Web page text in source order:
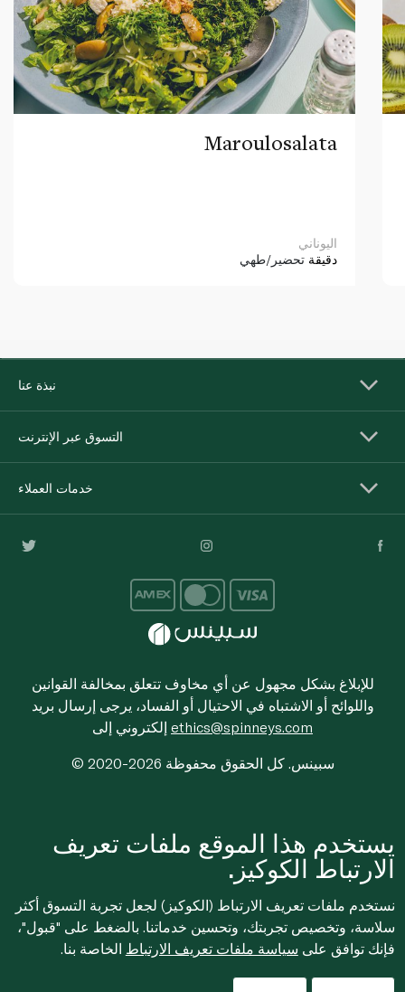
Maroulosalata
اليوناني
دقيقة تحضير/طهي
نبذة عنا
التسوق عبر الإنترنت
خدمات العملاء
للإبلاغ بشكل مجهول عن أي مخاوف تتعلق بمخالفة القوانين
واللوائح أو الاشتباه في الاحتيال أو الفساد، يرجى إرسال بريد
ethics@spinneys.com
© 2020-2026 سبينس. كل الحقوق محفوظة
يستخدم هذا الموقع ملفات تعريف
الارتباط الكوكيز.
نستخدم ملفات تعريف الارتباط (الكوكيز) لجعل تجربة التسوق أكثر
سلاسة، وتخصيص تجربتك، وتحسين خدماتنا. بالضغط على "قبول"،
فإنك توافق على سياسة ملفات تعريف الارتباط الخاصة بنا.